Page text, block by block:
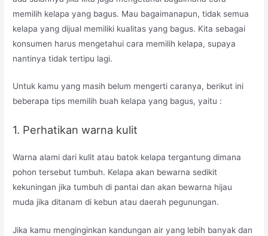
memilih kelapa yang bagus. Mau bagaimanapun, tidak semua
kelapa yang dijual memiliki kualitas yang bagus. Kita sebagai
konsumen harus mengetahui cara memilih kelapa, supaya
nantinya tidak tertipu lagi.
Untuk kamu yang masih belum mengerti caranya, berikut ini
beberapa tips memilih buah kelapa yang bagus, yaitu :
1. Perhatikan warna kulit
Warna alami dari kulit atau batok kelapa tergantung dimana
pohon tersebut tumbuh. Kelapa akan bewarna sedikit
kekuningan jika tumbuh di pantai dan akan bewarna hijau
muda jika ditanam di kebun atau daerah pegunungan.
Jika kamu menginginkan kandungan air yang lebih banyak dan